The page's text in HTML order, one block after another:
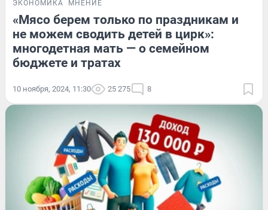
ЭКОНОМИКА МНЕНИЕ
«Мясо берем только по праздникам и
не можем сводить детей в цирк»:
многодетная мать — о семейном
бюджете и тратах
10 ноября, 2024, 11:30 25 275 8